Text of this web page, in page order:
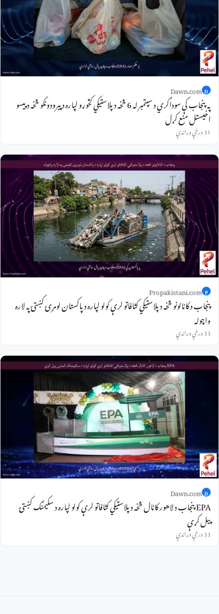
D
Dawn.com
په پنجاب کې سوداګري د سپتمبر له 6 څخه د پلاستيکي کڅوړو لپاره د پیرودونکو څخه د پیسو
اخیستل منع کړل
31 ورځې وړاندې
P
Propakistani.com
پنجاب د کانالونو څخه د پلاستيکي کثافاتو لرې کولو لپاره د پاکستان لومړۍ کښتۍ په لاره
واچوله
33 ورځې وړاندې
D
Dawn.com
EPA پنجاب د لاهور کانال څخه د پلاستيکي کثافاتو لرې کولو لپاره د سکیمنګ کښتۍ
پیل کړې
33 ورځې وړاندې